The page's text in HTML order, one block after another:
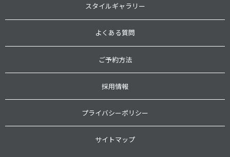
スタイルギャラリー
よくある質問
ご予約方法
採用情報
プライバシーポリシー
サイトマップ